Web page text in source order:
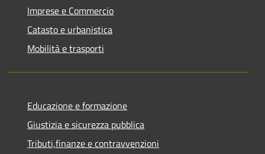
Imprese e Commercio
Catasto e urbanistica
Mobilità e trasporti
Educazione e formazione
Giustizia e sicurezza pubblica
Tributi,finanze e contravvenzioni